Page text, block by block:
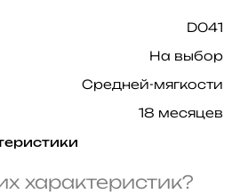
D041
На выбор
Средней-мягкости
18 месяцев
характеристик?